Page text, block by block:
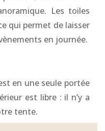
Les toiles
qui permet de laisser
en journée.
en une seule portée
est libre : il n’y a
tente.